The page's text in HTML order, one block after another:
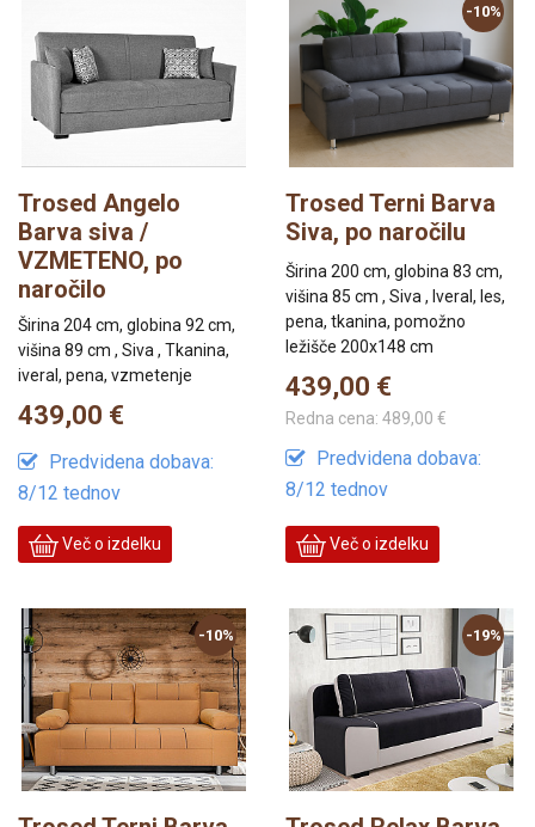
Trosed Angelo
Barva siva /
VZMETENO, po
naročilo
Širina 204 cm, globina 92 cm,
višina 89 cm , Siva , Tkanina,
iveral, pena, vzmetenje
439,00 €
Predvidena dobava:
8/12 tednov
Več o izdelku
-10%
Trosed Terni Barva
Siva, po naročilu
Širina 200 cm, globina 83 cm,
višina 85 cm , Siva , Iveral, les,
pena, tkanina, pomožno
ležišče 200x148 cm
439,00 €
Redna cena: 489,00 €
Predvidena dobava:
8/12 tednov
Več o izdelku
-10% -19%